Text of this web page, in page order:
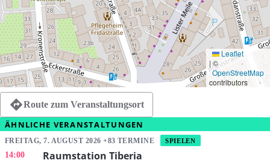
Leaflet
| ©
OpenStreetMap
contributors
Route zum Veranstaltungsort
ÄHNLICHE VERANSTALTUNGEN
FREITAG, 7. AUGUST 2026 +83 TERMINE SPIELEN
14:00 Raumstation Tiberia